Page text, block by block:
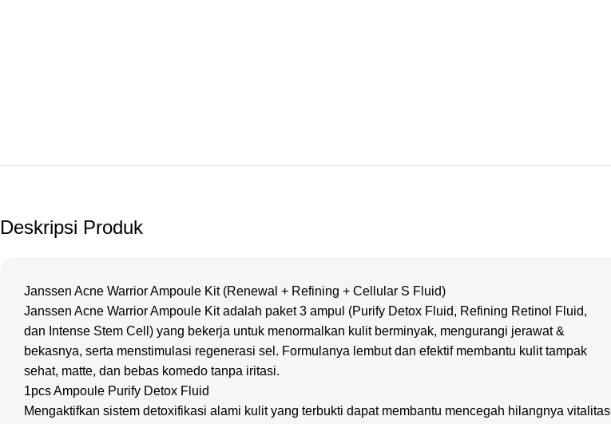
Deskripsi Produk
Janssen Acne Warrior Ampoule Kit (Renewal + Refining + Cellular S Fluid)
Janssen Acne Warrior Ampoule Kit adalah paket 3 ampul (Purify Detox Fluid, Refining Retinol Fluid,
dan Intense Stem Cell) yang bekerja untuk menormalkan kulit berminyak, mengurangi jerawat &
bekasnya, serta menstimulasi regenerasi sel. Formulanya lembut dan efektif membantu kulit tampak
sehat, matte, dan bebas komedo tanpa iritasi.
1pcs Ampoule Purify Detox Fluid
Mengaktifkan sistem detoxifikasi alami kulit yang terbukti dapat membantu mencegah hilangnya vitalitas